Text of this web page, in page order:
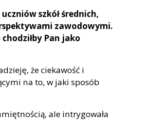
szkół średnich,
zawodowymi.
Pan jako
że ciekawość i
na to, w jaki sposób
ale intrygowała